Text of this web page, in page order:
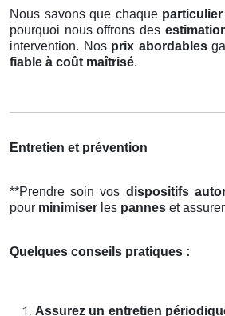
Nous savons que chaque particulier
pourquoi nous offrons des
intervention. Nos prix abordables
fiable à coût maîtrisé.
Entretien et prévention
**Prendre soin vos dispositifs
pour minimiser les pannes et
Quelques conseils pratiques :
Assurez un entretien